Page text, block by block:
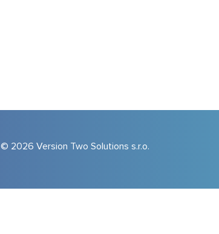
© 2026 Version Two Solutions s.r.o.